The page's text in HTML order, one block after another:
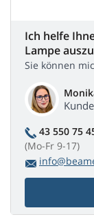
Ich helfe
Lampe
Sie können
43 550 75
(Mo-Fr 9-17)